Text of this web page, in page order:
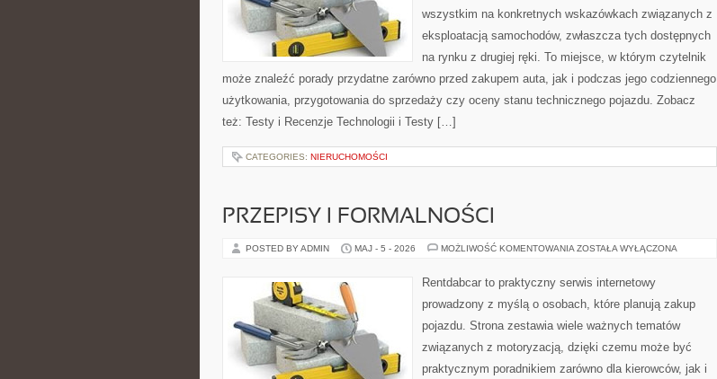
wszystkim na konkretnych wskazówkach związanych z
eksploatacją samochodów, zwłaszcza tych dostępnych
na rynku z drugiej ręki. To miejsce, w którym czytelnik
może znaleźć porady przydatne zarówno przed zakupem auta, jak i podczas jego codziennego
użytkowania, przygotowania do sprzedaży czy oceny stanu technicznego pojazdu. Zobacz
też: Testy i Recenzje Technologii i Testy […]
CATEGORIES: NIERUCHOMOŚCI
PRZEPISY I FORMALNOŚCI
POSTED BY ADMIN MAJ - 5 - 2026 MOŻLIWOŚĆ KOMENTOWANIA PRZEPISY
ZOSTAŁA WYŁĄCZONA
Rentdabcar to praktyczny serwis internetowy
prowadzony z myślą o osobach, które planują zakup
pojazdu. Strona zestawia wiele ważnych tematów
związanych z motoryzacją, dzięki czemu może być
praktycznym poradnikiem zarówno dla kierowców, jak i